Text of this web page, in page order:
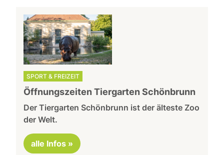
SPORT & FREIZEIT
Öffnungszeiten Tiergarten Schönbrunn
Der Tiergarten Schönbrunn ist der älteste Zoo
der Welt.
alle Infos »